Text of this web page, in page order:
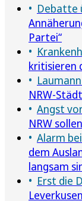
Debatte
Partei“
kritisieren
NRW-
Angst
NRW
Alarm
dem
langsam
Erst die